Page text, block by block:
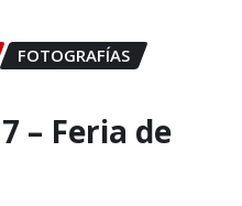
FOTOGRAFÍAS
– Feria de